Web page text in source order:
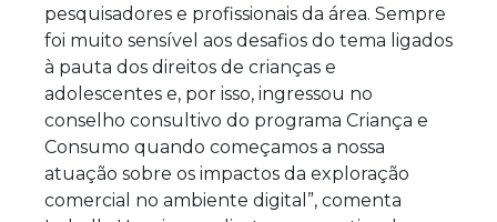
pesquisadores e profissionais da área. Sempre
foi muito sensível aos desafios do tema ligados
à pauta dos direitos de crianças e
adolescentes e, por isso, ingressou no
conselho consultivo do programa Criança e
Consumo quando começamos a nossa
atuação sobre os impactos da exploração
comercial no ambiente digital”, comenta